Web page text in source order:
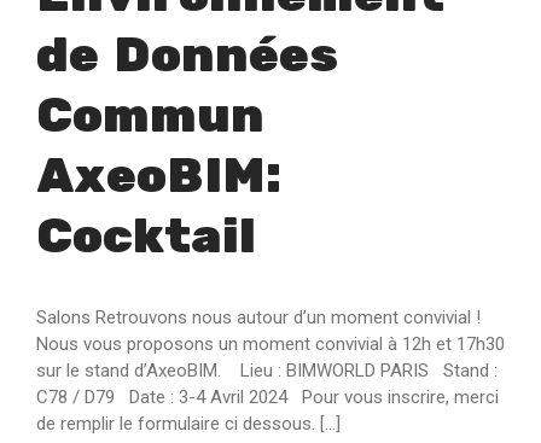
de Données
Commun
AxeoBIM:
Cocktail
Salons Retrouvons nous autour d’un moment convivial !
Nous vous proposons un moment convivial à 12h et 17h30
sur le stand d’AxeoBIM. Lieu : BIMWORLD PARIS Stand :
C78 / D79 Date : 3-4 Avril 2024 Pour vous inscrire, merci
de remplir le formulaire ci dessous. […]